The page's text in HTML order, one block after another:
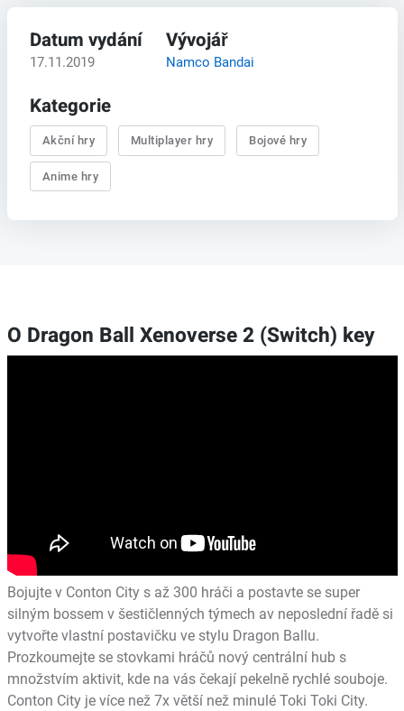
Datum vydání
17.11.2019
Vývojář
Namco Bandai
Kategorie
Akční hry Multiplayer hry Bojové hry
Anime hry
O Dragon Ball Xenoverse 2 (Switch) key
Bojujte v Conton City s až 300 hráči a postavte se super
silným bossem v šestičlenných týmech av neposlední řadě si
vytvořte vlastní postavičku ve stylu Dragon Ballu.
Prozkoumejte se stovkami hráčů nový centrální hub s
množstvím aktivit, kde na vás čekají pekelně rychlé souboje.
Conton City je více než 7x větší než minulé Toki Toki City.